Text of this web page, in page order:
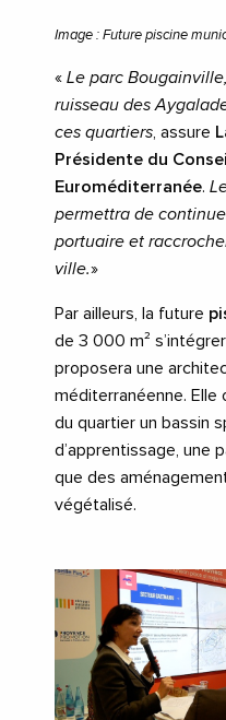
Image : Future piscine
« Le parc
ruisseau des
ces quartiers , assure
Présidente du
Euroméditerranée.
permettra de
portuaire et
ville.»
Par ailleurs, la future
de 3 000 m²
proposera une
méditerranéenne.
du quartier un bassin
d’apprentissage, une
que des
végétalisé.